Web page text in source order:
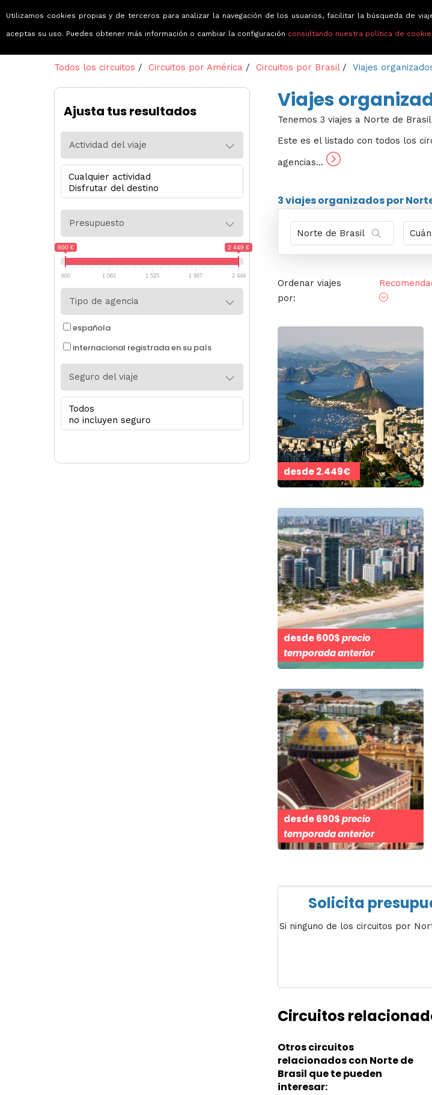
Viajes que emocionan
Todos los circuitos / Circuitos por América / Circuitos por Brasil / Viajes
Viajes
Tenemos 3 viajes a Norte de
Este es el listado con todos los
agencias...
3 viajesorganizados por
Ordenar viajes
por:
desde2.449€
desde600$ precio
temporada anterior
desde690$ precio
temporada anterior
Solicita
Si ninguno de los circuitos por
Circuitos
Otros circuitos
relacionados con Norte de
Brasil que te pueden
interesar:
Ajusta tus resultados
Actividad del viaje
Presupuesto
600 € 2 449 €
600 1 062 1 525 1 987 2 449
Tipo de agencia
española
internacional registrada en su país
Seguro del viaje
Utilizamos cookies propias y de terceros para analizar la navegación de los usuarios, facilitar la búsqueda de
aceptas su uso. Puedes obtener más información o cambiar la configuración consultando nuestra política de